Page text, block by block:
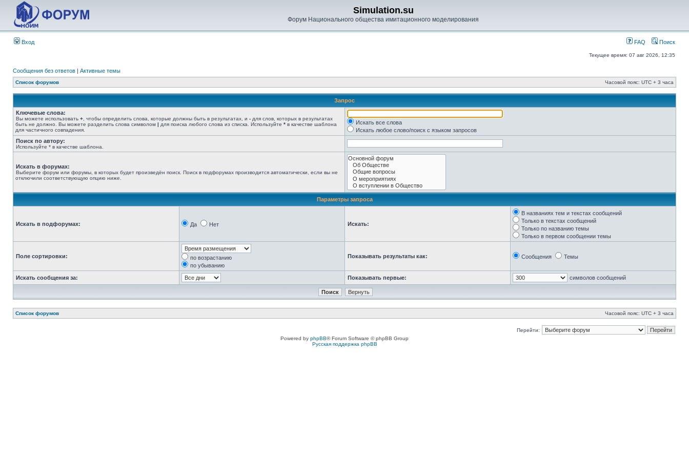
Simulation.su
Форум Национального общества имитационного моделирования
Вход FAQ Поиск
Текущее время: 07 авг 2026, 12:35
Сообщения без ответов | Активные темы
Список форумов Часовой пояс: UTC + 3 часа
Запрос
Ключевые слова:
Вы можете использовать + , чтобы определить слова, которые должны быть в результатах, и - для слов, которых в результатах
быть не должно. Вы можете разделить слова символом | для поиска любого слова из списка. Используйте * в качестве шаблона
для частичного совпадения.
Искать все слова
Искать любое слово/поиск с языком запросов
Поиск по автору:
Используйте * в качестве шаблона.
Искать в форумах:
Выберите форум или форумы, в которых будет произведён поиск. Поиск в подфорумах производится автоматически, если вы не
отключили соответствующую опцию ниже.
Параметры запроса
Искать в подфорумах: Да Нет Искать:
В названиях тем и текстах сообщений
Только в текстах сообщений
Только по названию темы
Только в первом сообщении темы
Поле сортировки:
по возрастанию
по убыванию
Показывать результаты как: Сообщения Темы
Искать сообщения за: Показывать первые: символов сообщений
Список форумов Часовой пояс: UTC + 3 часа
Перейти:
Powered by phpBB® Forum Software © phpBB Group
Русская поддержка phpBB